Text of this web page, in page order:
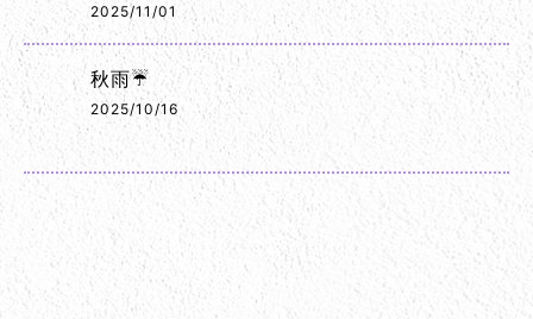
2025/11/01
秋雨☔
2025/10/16